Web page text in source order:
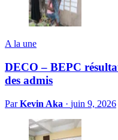
A la une
DECO – BEPC
des admis
ParKevin Aka · juin 9, 2026